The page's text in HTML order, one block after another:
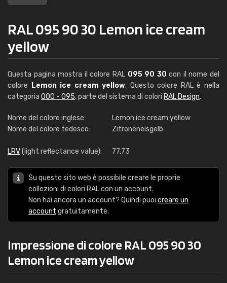
RAL 095 90 30 Lemon ice cream
yellow
Questa pagina mostra il colore RAL 095 90 30 con il nome del
colore
Lemon ice cream yellow. Questo colore RAL è nella
categoria 000 - 095, parte del sistema di colori RAL Design.
Nome del colore inglese:
Lemon ice cream yellow
Nome del colore tedesco:
Zitroneneisgelb
LRV(light reflectance value): 77,73
Su questo sito web è possibile creare le proprie
collezioni di colori RAL con un account.
Non hai ancora un account? Quindi puoi creare un
account gratuitamente.
Impressione di colore RAL 095 90 30
Lemon ice cream yellow